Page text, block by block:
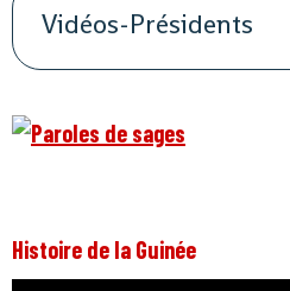
Vidéos-Présidents
Histoire de la Guinée